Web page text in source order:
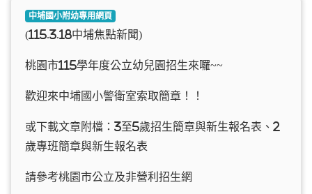
中埔國小附幼專用網頁
(115.3.18中埔焦點新聞)
桃園市115學年度公立幼兒園招生來囉~~
歡迎來中埔國小警衛室索取簡章！！
或下載文章附檔：3至5歲招生簡章與新生報名表、2
歲專班簡章與新生報名表
請參考桃園市公立及非營利招生網